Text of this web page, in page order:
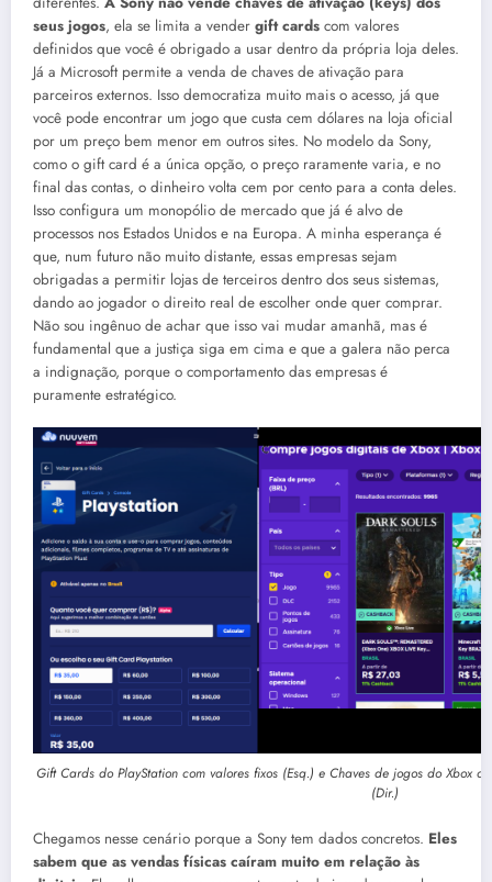
seus jogos, ela se limita a vender gift cards com valores
definidos que você é obrigado a usar dentro da própria loja deles.
Já a Microsoft permite a venda de chaves de ativação para
parceiros externos. Isso democratiza muito mais o acesso, já que
você pode encontrar um jogo que custa cem dólares na loja oficial
por um preço bem menor em outros sites. No modelo da Sony,
como o gift card é a única opção, o preço raramente varia, e no
final das contas, o dinheiro volta cem por cento para a conta deles.
Isso configura um monopólio de mercado que já é alvo de
processos nos Estados Unidos e na Europa. A minha esperança é
que, num futuro não muito distante, essas empresas sejam
obrigadas a permitir lojas de terceiros dentro dos seus sistemas,
dando ao jogador o direito real de escolher onde quer comprar.
Não sou ingênuo de achar que isso vai mudar amanhã, mas é
fundamental que a justiça siga em cima e que a galera não perca
a indignação, porque o comportamento das empresas é
puramente estratégico.
Gift Cards do PlayStation com valores fixos (Esq.) e Chaves de jogos do Xbox
(Dir.)
Chegamos nesse cenário porque a Sony tem dados concretos. Eles
sabem que as vendas físicas caíram muito em relação às